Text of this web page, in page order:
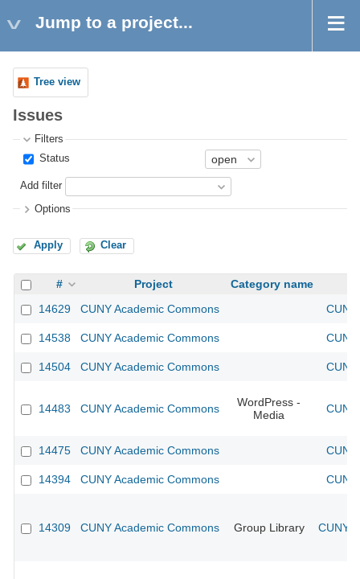
Jump to a project...
Tree view
Issues
Filters
Status
Add filter
Options
Apply Clear
# Project
Category name
14629
CUNY Academic Commons
14538 CUNY Academic Commons
14504 CUNY Academic Commons
14483 CUNY Academic Commons
WordPress -
Media
14475 CUNY Academic Commons
14394 CUNY Academic Commons
14309 CUNY Academic Commons Group Library CUNY